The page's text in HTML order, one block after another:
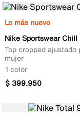
Lo más nuevo
Nike Sportswear
Top cropped ajustado
mujer
1 color
$399.950